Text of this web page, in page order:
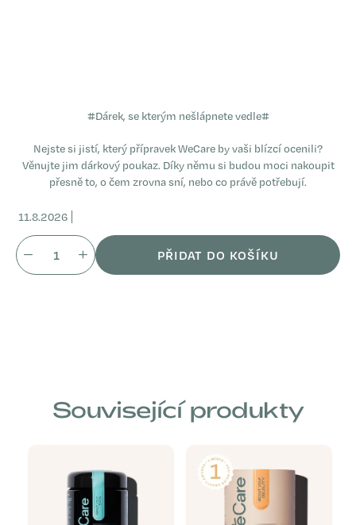
#Dárek, se kterým nešlápnete vedle#
Nejste si jistí, který přípravek WeCare by vaši blízcí ocenili?
Věnujte jim dárkový poukaz. Díky němu si budou moci nakoupit
přesně to, o čem zrovna sní, nebo co právě potřebují.
11.8.2026
PŘIDAT DO KOŠÍKU
Související produkty